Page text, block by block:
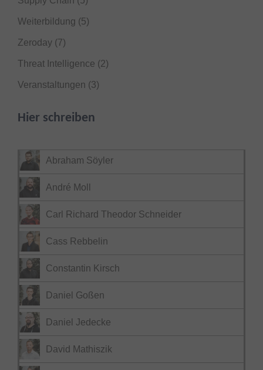
Weiterbildung (5)
Zeroday (7)
Threat Intelligence (2)
Veranstaltungen (3)
Hier schreiben
Abraham Söyler
André Moll
Carl Richard Theodor Schneider
Cass Rebbelin
Constantin Kirsch
Daniel Goßen
Daniel Jedecke
David Mathiszik